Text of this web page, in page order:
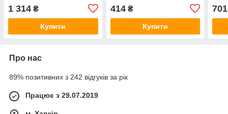
1 314 ₴
Купити
414₴
Купити
701
Про нас
89% позитивних з 242 відгуків за рік
Працює з 29.07.2019